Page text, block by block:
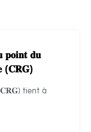
𝐝𝐮
(𝐂𝐑𝐆)
(𝐂𝐑𝐆) tient à